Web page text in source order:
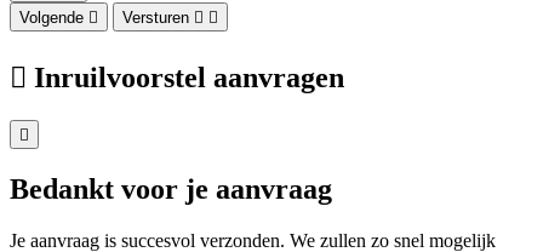
Volgende
Versturen
Inruilvoorstel aanvragen
Bedankt voor je aanvraag
Je aanvraag is succesvol verzonden. We zullen zo snel mogelijk